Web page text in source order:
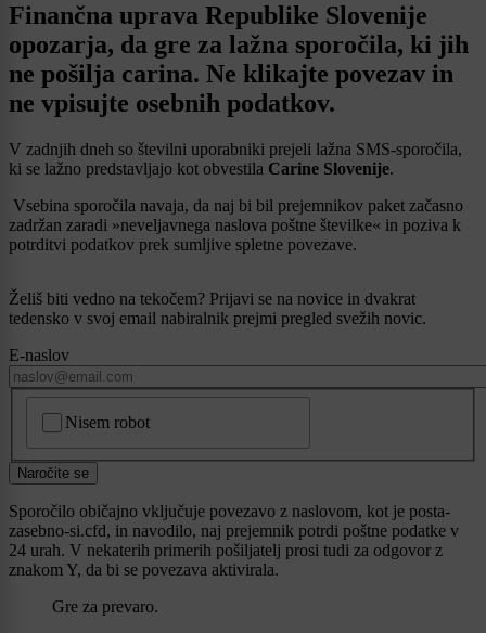
Finančna uprava Republike Slovenije
opozarja, da gre za lažna sporočila, ki jih
ne pošilja carina. Ne klikajte povezav in
ne vpisujte osebnih podatkov.
V zadnjih dneh so številni uporabniki prejeli lažna SMS-sporočila,
ki se lažno predstavljajo kot obvestila Carine Slovenije.
Vsebina sporočila navaja, da naj bi bil prejemnikov paket začasno
zadržan zaradi »neveljavnega naslova poštne številke« in poziva k
potrditvi podatkov prek sumljive spletne povezave.
Želiš biti vedno na tekočem? Prijavi se na novice in dvakrat
tedensko v svoj email nabiralnik prejmi pregled svežih novic.
E-naslov
Nisem robot
Naročite se
Sporočilo običajno vključuje povezavo z naslovom, kot je posta-
zasebno-si.cfd, in navodilo, naj prejemnik potrdi poštne podatke v
24 urah. V nekaterih primerih pošiljatelj prosi tudi za odgovor z
znakom Y, da bi se povezava aktivirala.
Gre za prevaro.